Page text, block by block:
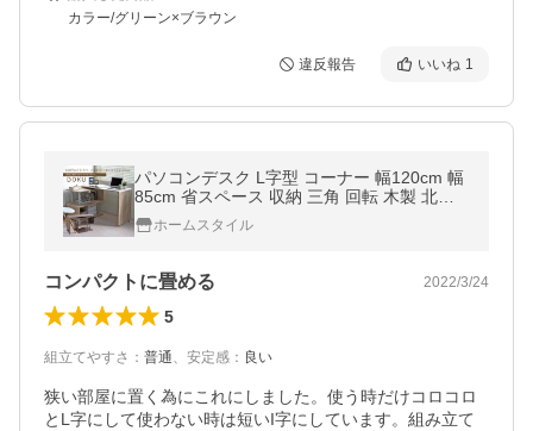
カラー/グリーン×ブラウン
違反報告 いいね 1
パソコンデスク L字型 コーナー 幅120cm 幅
85cm 省スペース 収納 三角 回転 木製 北欧
テレワーク 在宅勤務 ホームオフィス おしゃ
れ オリジナル pd006
ホームスタイル
コンパクトに畳める 2022/3/24
5
組立てやすさ ： 普通、 安定感 ： 良い
狭い部屋に置く為にこれにしました。使う時だけコロコロ
とL字にして使わない時は短いI字にしています。組み立て